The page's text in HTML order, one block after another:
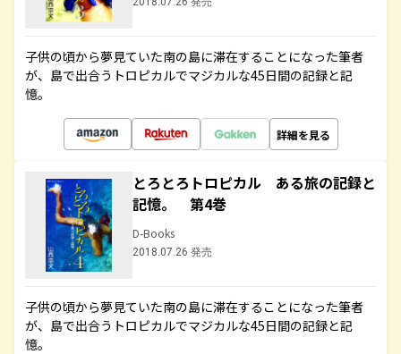
子供の頃から夢見ていた南の島に滞在することになった筆者
が、島で出合うトロピカルでマジカルな45日間の記録と記
憶。
詳細を見る
とろとろトロピカル ある旅の記録と
記憶。 第4巻
D-Books
2018.07.26 発売
子供の頃から夢見ていた南の島に滞在することになった筆者
が、島で出合うトロピカルでマジカルな45日間の記録と記
憶。